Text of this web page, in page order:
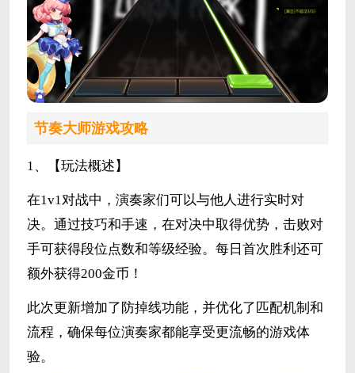
节奏大师游戏攻略
1、【玩法概述】
在1v1对战中，演奏家们可以与他人进行实时对
决。通过技巧和手速，在对决中取得优势，击败对
手可获得段位点数和等级经验。每日首次胜利还可
额外获得200金币！
此次更新增加了防掉线功能，并优化了匹配机制和
流程，确保每位演奏家都能享受更流畅的游戏体
验。